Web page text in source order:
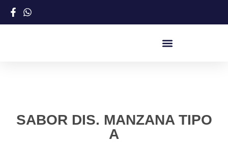
SABOR DIS. MANZANA TIPO
A